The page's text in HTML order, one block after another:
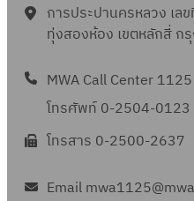
การประปานครหลวง เล
ทุ่งสองห้อง เขตหลักสี่ ก
MWA Call Center
โทรศัพท์ 0-2504-0123
โทรสาร 0-2500-2637
Email